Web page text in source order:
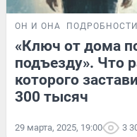
ОН И ОНА ПОДРОБНОСТИ
«Ключ от дома
подъезду». Что
которого
300 тысяч
29 марта, 2025, 19:00 3